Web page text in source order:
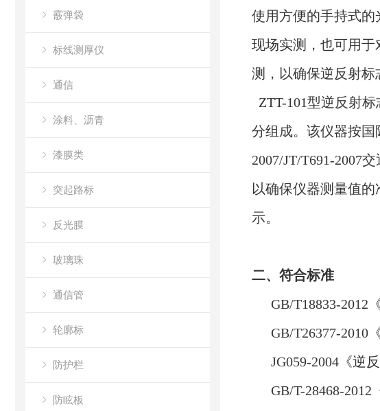
霰弹袋
标线测厚仪
通信
涂料、沥青
漆膜类
突起路标
反光膜
玻璃珠
通信管
轮廓标
防护栏
防眩板
使用方便的手持式
现场实测，也可用
测，以确保逆反射标
ZTT-101型逆反射标
分组成。 该仪器按国
2007/JT/T691-2007交
以确保仪器测量值
示。
二、 符合标准
GB/T18833-2012
GB/T26377-2010
JG059-2004《逆
GB/T-28468-2012